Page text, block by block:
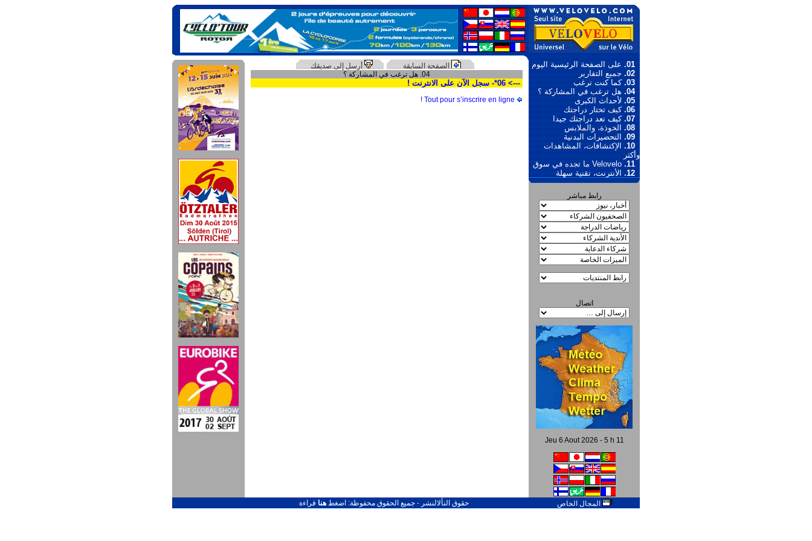
01. على الصفحة الرئيسية اليوم
02. جميع التقارير
03. كما كنت ترغب
04. هل ترغب في المشاركة ؟
05. لأحداث الكبرى
06. كيف تختار دراجتك
07. كيف تعد دراجتك جيدا
08. الخوذة، والملابس
09. التحضيرات البدنية
10. الإكتشافات، المشاهدات
وأكثر
11. Velovelo ما تجده في سوق
12. الأنترنت، تقنية سهلة
رابط مباشر
اتصال
Jeu 6 Aout 2026 - 5 h 11
الصفحة السابقة
أرسل إلى صديقك
04. هل ترغب في المشاركة ؟
---> 06*- سجل الآن على الانترنت !
Tout pour s’inscrire en ligne !
المجال الخاص حقوق التألالنشر - جميع الحقوق محفوظة: اضغطهناقراءة